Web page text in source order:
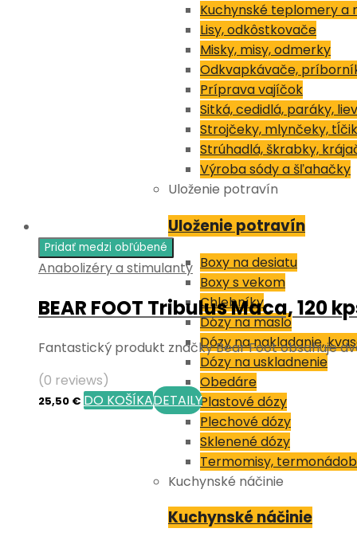
Kuchynské teplomery a
Lisy, odkôstkovače
Misky, misy, odmerky
Odkvapkávače,
Príprava vajíčok
Sitká, cedidlá, paráky,
Strojčeky, mlynčeky,
Strúhadlá, škrabky,
Výroba sódy a šľahačky
Uloženie potravín
Uloženie potravín
Boxy na desiatu
Boxy s vekom
Chlebníky
Dózy na maslo
Dózy na nakladanie,
Dózy na uskladnenie
Obedáre
Plastové dózy
Plechové dózy
Sklenené dózy
Termomisy,
Kuchynské náčinie
Kuchynské náčinie
Pridať medzi obľúbené
Anabolizéry a stimulanty
BEAR FOOT Tribulus Maca, 120
Fantastický produkt značky Bear Foot obsahuje
(0 reviews)
25,50 € DO KOŠÍKADETAILY